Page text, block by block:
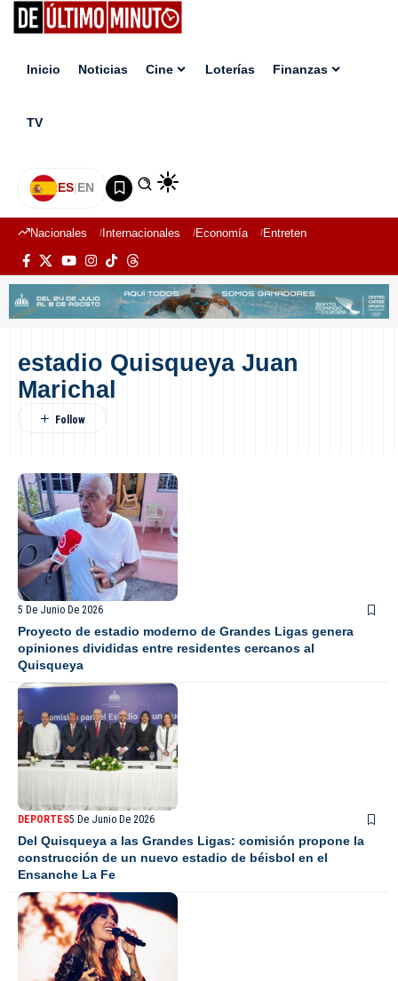
Inicio Noticias Cine Loterías Finanzas
TV
ES|EN
Nacionales Internacionales Economía Entretenimiento
estadio Quisqueya Juan
Marichal
5 De Junio De 2026
Proyecto de estadio moderno de Grandes Ligas genera
opiniones divididas entre residentes cercanos al
Quisqueya
DEPORTES5 De Junio De 2026
Del Quisqueya a las Grandes Ligas: comisión propone la
construcción de un nuevo estadio de béisbol en el
Ensanche La Fe